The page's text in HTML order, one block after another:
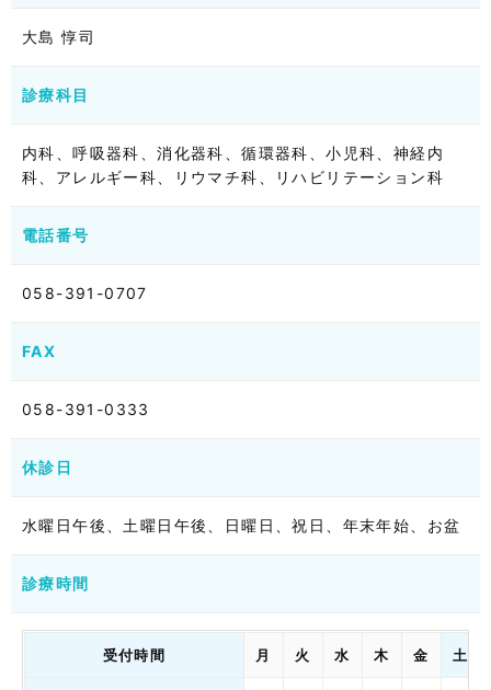
大島 惇司
診療科目
内科、呼吸器科、消化器科、循環器科、小児科、神経内
科、アレルギー科、リウマチ科、リハビリテーション科
電話番号
058-391-0707
FAX
058-391-0333
休診日
水曜日午後、土曜日午後、日曜日、祝日、年末年始、お盆
診療時間
受付時間 月 火 水 木 金 土